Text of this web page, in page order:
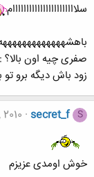
سلااااااااااااااااااااااام
صفری چیه اون بالا؟
زود باش دیگه برو
S
secret_f
خوش اومدی عزیزم